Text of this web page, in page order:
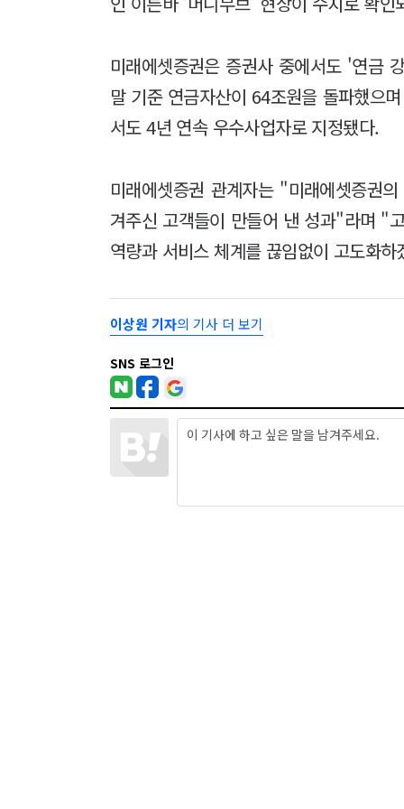
미래에셋증권은 증권사 중에서도 '연금
말 기준 연금자산이 64조원을 돌파했으
서도 4년 연속 우수사업자로 지정됐다.
미래에셋증권 관계자는 "미래에셋증권
겨주신 고객들이 만들어 낸 성과"라며 "
역량과 서비스 체계를 끊임없이 고도화
이상원 기자의 기사 더 보기
SNS 로그인